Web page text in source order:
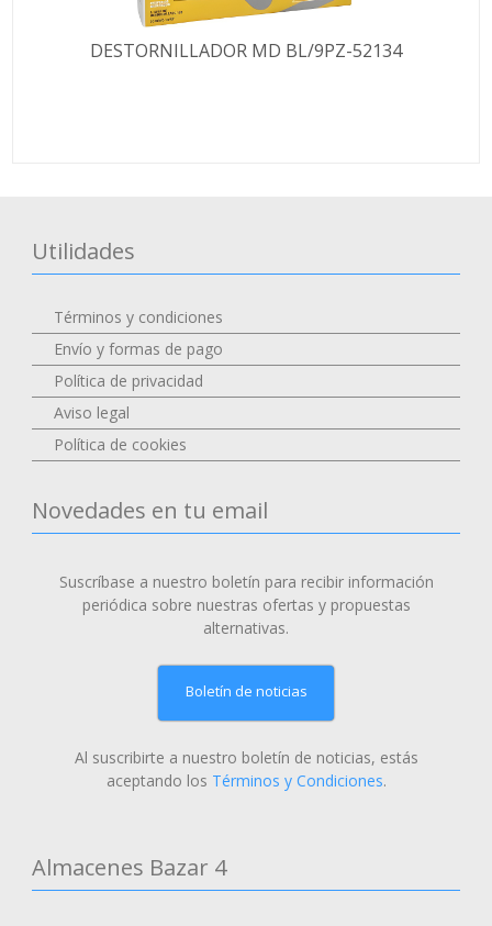
DESTORNILLADOR MD BL/9PZ-52134
Utilidades
Términos y condiciones
Envío y formas de pago
Política de privacidad
Aviso legal
Política de cookies
Novedades en tu email
Suscríbase a nuestro boletín para recibir información
periódica sobre nuestras ofertas y propuestas
alternativas.
Boletín de noticias
Al suscribirte a nuestro boletín de noticias, estás
aceptando los Términos y Condiciones.
Almacenes Bazar 4